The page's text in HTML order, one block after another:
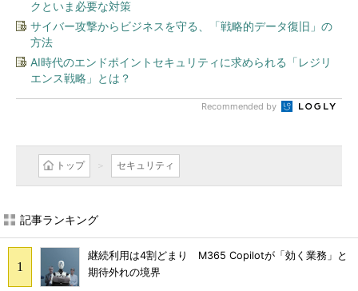
クといま必要な対策
サイバー攻撃からビジネスを守る、「戦略的データ復旧」の
方法
AI時代のエンドポイントセキュリティに求められる「レジリ
エンス戦略」とは？
Recommended by
トップ セキュリティ
記事ランキング
継続利用は4割どまり M365 Copilotが「効く業務」と
期待外れの境界